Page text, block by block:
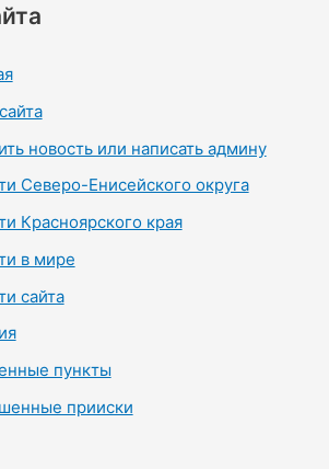
новость или написать админу
Северо-Енисейского округа
Красноярского края
в мире
сайта
пункты
прииски